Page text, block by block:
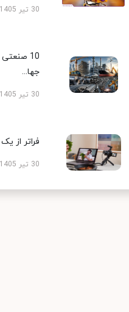
30 تیر 1405
10 صنعتی
جها...
30 تیر 1405
فراتر از
30 تیر 1405